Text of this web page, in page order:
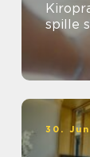
spille
30.